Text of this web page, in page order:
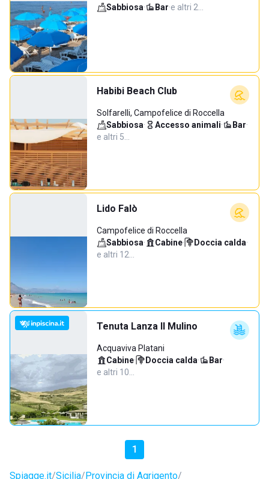
Sabbiosa· Bar·e altri 2…
Habibi Beach Club
Solfarelli, Campofelice di Roccella
Sabbiosa· Accesso animali· Bar·
e altri 5…
Lido Falò
Campofelice di Roccella
Sabbiosa· Cabine· Doccia calda·
e altri 12…
Tenuta Lanza Il Mulino
Acquaviva Platani
Cabine· Doccia calda· Bar·
e altri 10…
1
Spiagge.it Sicilia Provincia di Agrigento